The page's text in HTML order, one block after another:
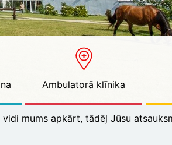
Ambulatorā klīnika
mums apkārt, tādēļ Jūsu